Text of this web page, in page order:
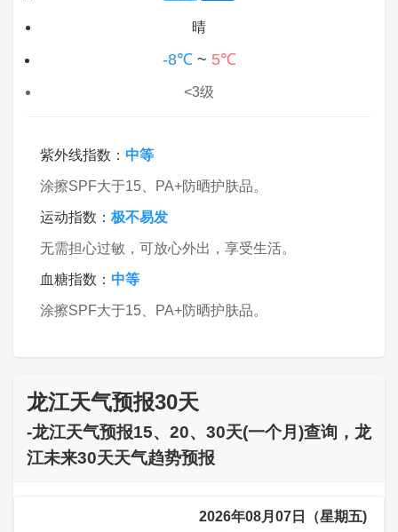
晴
-8℃~ 5℃
<3级
紫外线指数： 中等
涂擦SPF大于15、PA+防晒护肤品。
运动指数： 极不易发
无需担心过敏，可放心外出，享受生活。
血糖指数： 中等
涂擦SPF大于15、PA+防晒护肤品。
龙江天气预报30天
-龙江天气预报15、20、30天(一个月)查询，龙
江未来30天天气趋势预报
2026年08月07日（星期五)